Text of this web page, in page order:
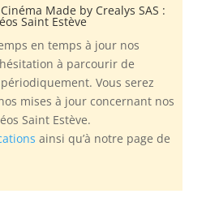
Made by Crealys SAS :
Saint Estève
en temps à jour nos
à parcourir de
Vous serez
mises à jour concernant nos
Saint Estève.
ainsi qu’à notre page de